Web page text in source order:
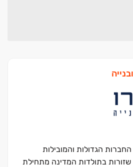
הגדולות והמובילות
שזורות בתולדות המדינה מתחילת